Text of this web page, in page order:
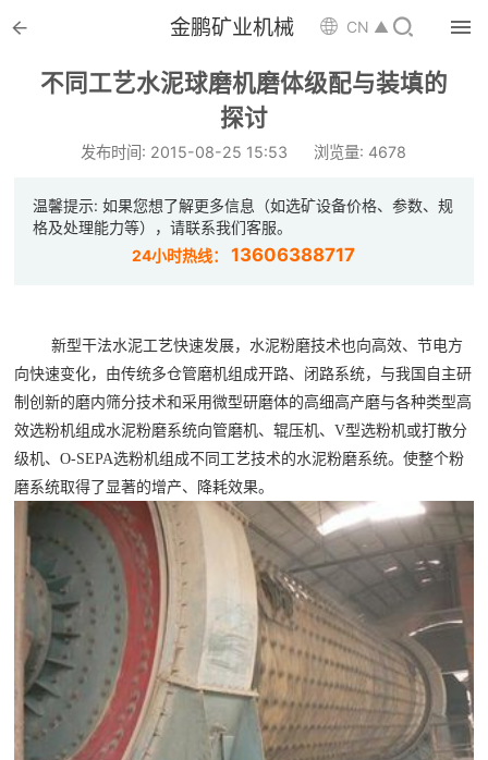
 金鹏矿业机械 CN ▲ 
不同工艺水泥球磨机磨体级配与装填的
探讨
发布时间: 2015-08-25 15:53 浏览量: 4678
温馨提示: 如果您想了解更多信息（如选矿设备价格、参数、规
格及处理能力等），请联系我们客服。
24小时热线：13606388717
新型干法水泥工艺快速发展，水泥粉磨技术也向高效、节电方
向快速变化，由传统多仓管磨机组成开路、闭路系统，与我国自主研
制创新的磨内筛分技术和采用微型研磨体的高细高产磨与各种类型高
效选粉机组成水泥粉磨系统向管磨机、辊压机、V型选粉机或打散分
级机、O-SEPA选粉机组成不同工艺技术的水泥粉磨系统。使整个粉
磨系统取得了显著的增产、降耗效果。
 首页

 解决方案
 服务体系
 新闻中心
 矿山设计院
 选矿实验室
 关于金鹏
发展历程
企业文化
专家团队